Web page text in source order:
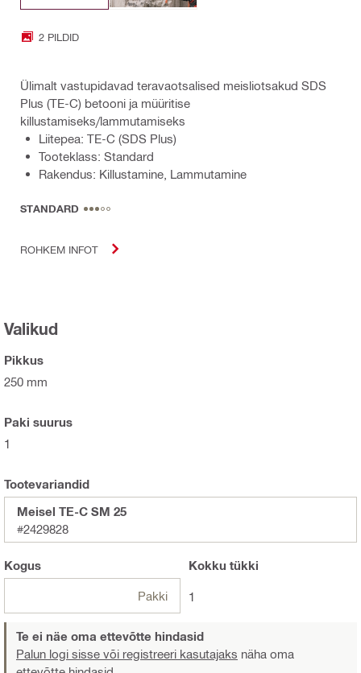
2 PILDID
Ülimalt vastupidavad teravaotsalised meisliotsakud SDS
Plus (TE-C) betooni ja müüritise
killustamiseks/lammutamiseks
Liitepea: TE-C (SDS Plus)
Tooteklass: Standard
Rakendus: Killustamine, Lammutamine
STANDARD
ROHKEM INFOT
Valikud
Pikkus
250 mm
Paki suurus
1
Tootevariandid
Meisel TE-C SM 25
#2429828
Kogus
Pakki
Kokku tükki
1
Te ei näe oma ettevõtte hindasid
Palun logi sisse või registreeri kasutajaks näha oma